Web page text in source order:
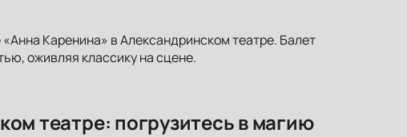
Каренина» в Александринском театре. Балет
оживляя классику на сцене.
театре: погрузитесь в магию